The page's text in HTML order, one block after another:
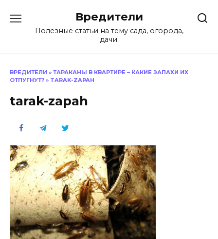
содержанию
Вредители
Полезные статьи на тему сада, огорода,
дачи.
ВРЕДИТЕЛИ » ТАРАКАНЫ В КВАРТИРЕ – КАКИЕ ЗАПАХИ ИХ
ОТПУГНУТ? » TARAK-ZAPAH
tarak-zapah